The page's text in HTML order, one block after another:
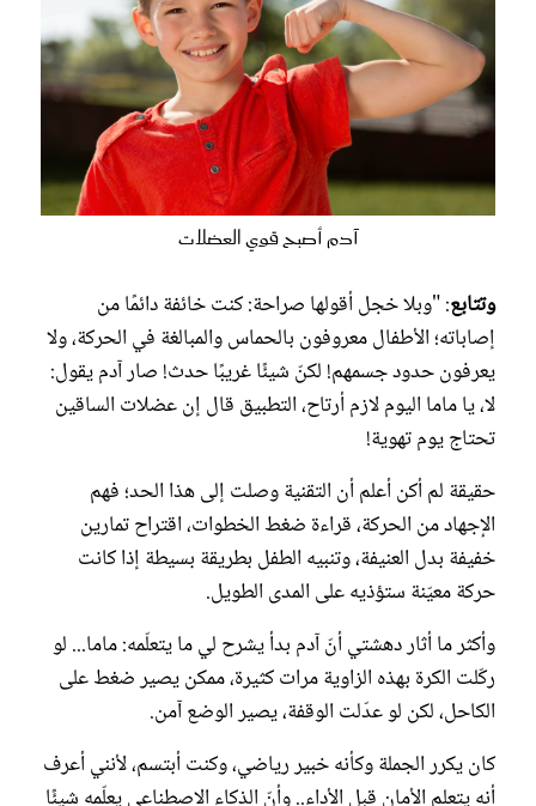
آدم أصبح قوي العضلات
وتتابع: "وبلا خجل أقولها صراحة: كنت خائفة دائمًا من
إصاباته؛ الأطفال معروفون بالحماس والمبالغة في الحركة، ولا
يعرفون حدود جسمهم! لكنّ شيئًا غريبًا حدث! صار آدم يقول:
لا، يا ماما اليوم لازم أرتاح، التطبيق قال إن عضلات الساقين
تحتاج يوم تهوية!
حقيقة لم أكن أعلم أن التقنية وصلت إلى هذا الحد؛ فهم
الإجهاد من الحركة، قراءة ضغط الخطوات، اقتراح تمارين
خفيفة بدل العنيفة، وتنبيه الطفل بطريقة بسيطة إذا كانت
حركة معيّنة ستؤذيه على المدى الطويل.
وأكثر ما أثار دهشتي أنّ آدم بدأ يشرح لي ما يتعلّمه: ماما... لو
ركّلت الكرة بهذه الزاوية مرات كثيرة، ممكن يصير ضغط على
الكاحل، لكن لو عدّلت الوقفة، يصير الوضع آمن.
كان يكرر الجملة وكأنه خبير رياضي، وكنت أبتسم، لأنني أعرف
أنه يتعلم الأمان قبل الأداء.. وأنّ الذكاء الاصطناعي يعلّمه شيئًا